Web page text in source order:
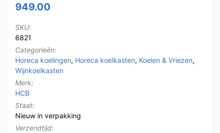
949.00
SKU:
6821
Categorieën:
Horeca koelingen, Horeca koelkasten, Koelen & Vriezen,
Wijnkoelkasten
Merk:
HCB
Staat:
Nieuw in verpakking
Verzendtijd: